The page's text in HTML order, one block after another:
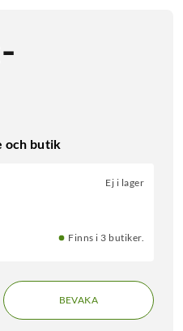
-
och butik
Ej i lager
Finns i 3 butiker.
BEVAKA